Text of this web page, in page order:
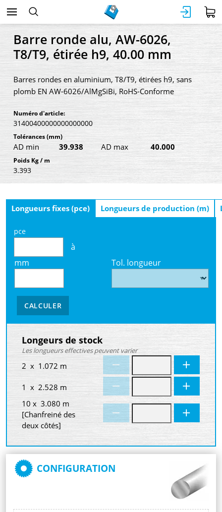
Barre ronde alu, AW-6026,
T8/T9, étirée h9, 40.00 mm
Barres rondes en aluminium, T8/T9, étirées h9, sans
plomb EN AW-6026/AlMgSiBi, RoHS-Conforme
Numéro d'article:
31400400000000000000
Tolérances(mm)
AD min 39.938 AD max 40.000
Poids Kg / m
3.393
Longueurs fixes (pce) Longueurs de production (m)
pce
à
mm
Tol. longueur
CALCULER
Longeurs de stock
Les longueurs effectives peuvent varier
2 x 1.072 m
1 x 2.528 m
10 x 3.080 m
[Chanfreiné des
deux côtés]
CONFIGURATION